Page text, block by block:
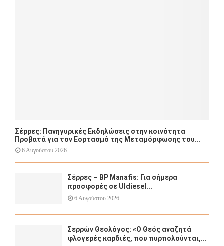
Σέρρες: Πανηγυρικές Εκδηλώσεις στην κοινότητα
Προβατά για τον Εορτασμό της Μεταμόρφωσης του...
6 Αυγούστου 2026
Σέρρες – BP Manafis: Για σήμερα
προσφορές σε Uldiesel...
6 Αυγούστου 2026
Σερρών Θεολόγος: «Ο Θεός αναζητά
φλογερές καρδιές, που πυρπολούνται,...